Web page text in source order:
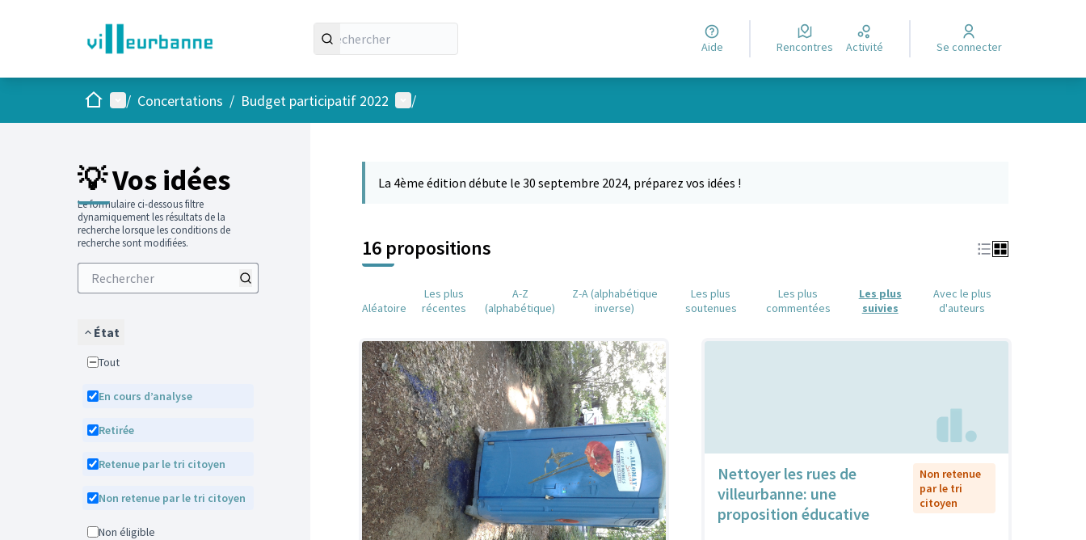
Aide Rencontres Activité Se connecter
AccueilMenu principal
/ Concertations / Budget participatif 2022 Menu utilisateur
/
💡 Vos idées
Le formulaire ci-dessous filtre
dynamiquement les résultats de la
recherche lorsque les conditions de
recherche sont modifiées.
État
Tout
En cours d’analyse
Retirée
Retenue par le tri citoyen
Non retenue par le tri citoyen
Non éligible
La 4ème édition débute le 30 septembre 2024, préparez vos idées !
16 propositions
Aléatoire
Les plus
récentes
A-Z
(alphabétique)
Z-A (alphabétique
inverse)
Les plus
soutenues
Les plus
commentées
Les plus
suivies
Avec le plus
d'auteurs
Nettoyer les rues de
villeurbanne: une
proposition éducative
Non retenue
par le tri
citoyen